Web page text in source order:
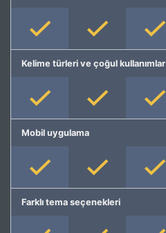
Kelime türleri ve çoğul kullanımlar
Mobil uygulama
Farklı tema seçenekleri